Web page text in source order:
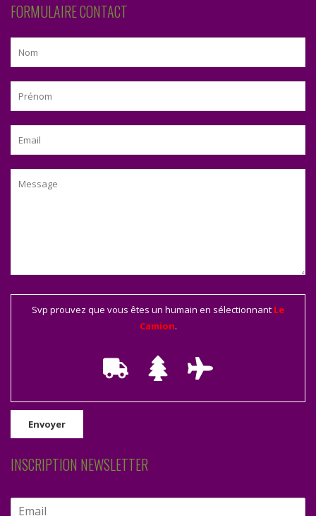
FORMULAIRE CONTACT
Svp prouvez que vous êtes un humain en sélectionnant Le
Camion.
INSCRIPTION NEWSLETTER